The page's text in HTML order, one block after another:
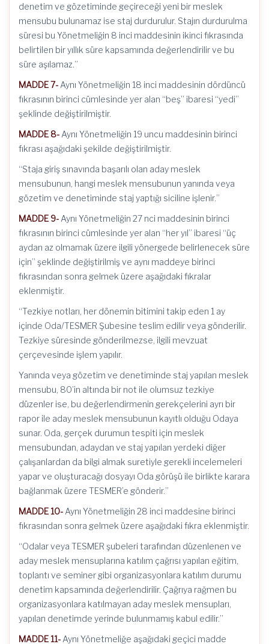
denetim ve gözetiminde geçireceği yeni bir meslek
mensubu bulunamaz ise staj durdurulur. Stajın durdurulma
süresi bu Yönetmeliğin 8 inci maddesinin ikinci fıkrasında
belirtilen bir yıllık süre kapsamında değerlendirilir ve bu
süre aşılamaz.”
MADDE 7- Aynı Yönetmeliğin 18 inci maddesinin dördüncü
fıkrasının birinci cümlesinde yer alan “beş” ibaresi “yedi”
şeklinde değiştirilmiştir.
MADDE 8- Aynı Yönetmeliğin 19 uncu maddesinin birinci
fıkrası aşağıdaki şekilde değiştirilmiştir.
“Staja giriş sınavında başarılı olan aday meslek
mensubunun, hangi meslek mensubunun yanında veya
gözetim ve denetiminde staj yaptığı siciline işlenir.”
MADDE 9- Aynı Yönetmeliğin 27 nci maddesinin birinci
fıkrasının birinci cümlesinde yer alan “her yıl” ibaresi “üç
aydan az olmamak üzere ilgili yönergede belirlenecek süre
için” şeklinde değiştirilmiş ve aynı maddeye birinci
fıkrasından sonra gelmek üzere aşağıdaki fıkralar
eklenmiştir.
“Tezkiye notları, her dönemin bitimini takip eden 1 ay
içinde Oda/TESMER Şubesine teslim edilir veya gönderilir.
Tezkiye süresinde gönderilmezse, ilgili mevzuat
çerçevesinde işlem yapılır.
Yanında veya gözetim ve denetiminde staj yapılan meslek
mensubu, 80’in altında bir not ile olumsuz tezkiye
düzenler ise, bu değerlendirmenin gerekçelerini ayrı bir
rapor ile aday meslek mensubunun kayıtlı olduğu Odaya
sunar. Oda, gerçek durumun tespiti için meslek
mensubundan, adaydan ve staj yapılan yerdeki diğer
çalışanlardan da bilgi almak suretiyle gerekli incelemeleri
yapar ve oluşturacağı dosyayı Oda görüşü ile birlikte karara
bağlanmak üzere TESMER’e gönderir.”
MADDE 10- Aynı Yönetmeliğin 28 inci maddesine birinci
fıkrasından sonra gelmek üzere aşağıdaki fıkra eklenmiştir.
“Odalar veya TESMER şubeleri tarafından düzenlenen ve
aday meslek mensuplarına katılım çağrısı yapılan eğitim,
toplantı ve seminer gibi organizasyonlara katılım durumu
denetim kapsamında değerlendirilir. Çağrıya rağmen bu
organizasyonlara katılmayan aday meslek mensupları,
yapılan denetimde yerinde bulunmamış kabul edilir.”
MADDE 11- Aynı Yönetmeliğe aşağıdaki geçici madde